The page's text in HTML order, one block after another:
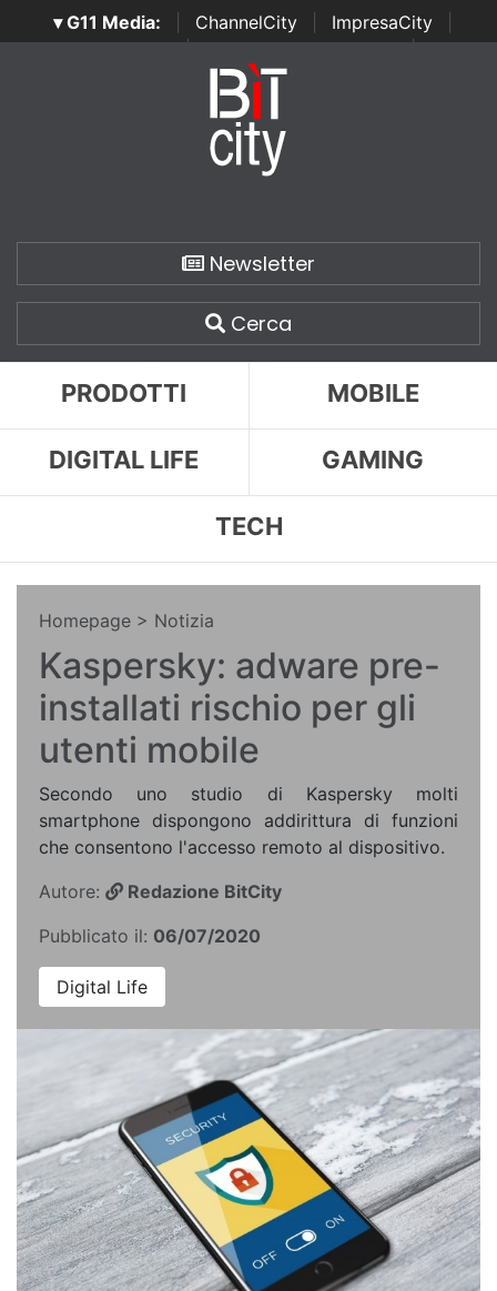
▾ G11 Media: ChannelCity ImpresaCity
SecurityOpenLab | Italian Channel Awards | Italian
Italian Security Awards
Newsletter
Cerca
PRODOTTI MOBILE
DIGITAL LIFE GAMING
TECH
Homepage > Notizia
Kaspersky: adware pre-
installati rischio per gli
utenti mobile
Secondo uno studio di Kaspersky molti
smartphone dispongono addirittura di funzioni
che consentono l'accesso remoto al dispositivo.
Autore:
Redazione BitCity
Pubblicato il: 06/07/2020
Digital Life